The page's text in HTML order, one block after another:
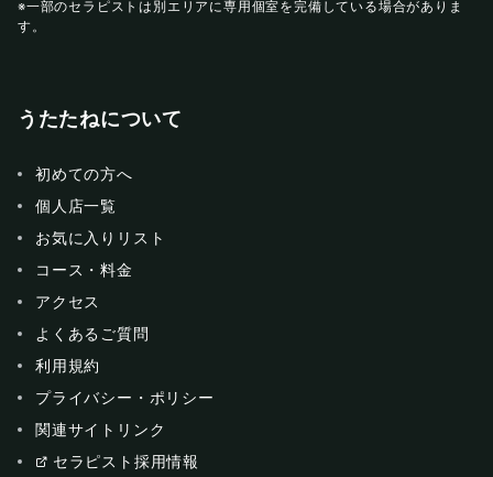
※一部のセラピストは別エリアに専用個室を完備している場合がありま
す。
うたたねについて
初めての方へ
個人店一覧
お気に入りリスト
コース・料金
アクセス
よくあるご質問
利用規約
プライバシー・ポリシー
関連サイトリンク
セラピスト採用情報